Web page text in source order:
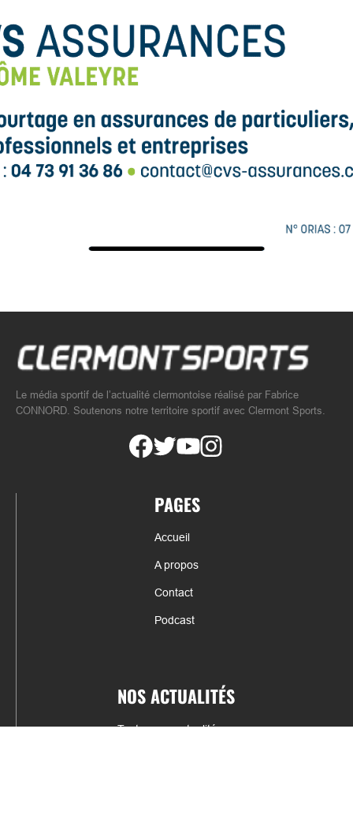
Le média sportif de l’actualité clermontoise réalisé par Fabrice
CONNORD. Soutenons notre territoire sportif avec Clermont Sports.
PAGES
Accueil
A propos
Contact
Podcast
NOS ACTUALITÉS
Toutes nos actualités